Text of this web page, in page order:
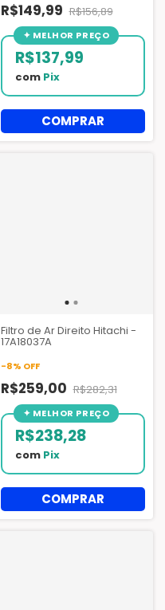
R$149,99 R$156,89
R$137,99
com Pix
Filtro de Ar Direito Hitachi -
17A18037A
-8% OFF
R$259,00 R$282,31
R$238,28
com Pix